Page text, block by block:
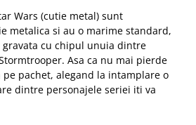
Wars (cutie metal) sunt
metalica si au o marime standard,
gravata cu chipul unuia dintre
Asa ca nu mai pierde
pachet, alegand la intamplare o
dintre personajele seriei iti va